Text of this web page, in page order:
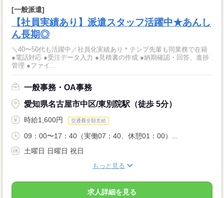
[一般派遣]
【社員実績あり】派遣スタッフ活躍中★あんし
ん長期◎
＼40〜50代も活躍中／社員化実績あり＊テンプ先輩も同業務で在籍
●電話対応 ●受注データ入力 ●見積書の作成 ●納期確認・回答、進捗
管理 ●ファイ...
一般事務・OA事務
愛知県名古屋市中区/東別院駅（徒歩 5分）
時給1,600円 交通費全額支給
09：00〜17：40（実働07：40、休憩01：00）...
土曜日 日曜日 祝日
もっと見る
求人詳細を見る